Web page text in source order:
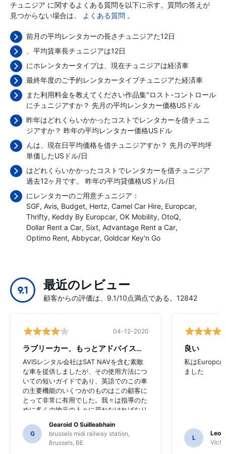
チュニジア に関するよくある質問を以下に示す。質問の答えが
見つからない場合は、
よくある質問 。
前月の平均レンタカーの長さチュニジアた12日
、平均賃車長チュニジアは12日
にホレンタカータイプは、現在チュニジアは経済車
最終年度のご予約レンタカータイプチュニジアた経済車
また利用料金を教えてください作品集"ロスト-コントロール
にチュニジアすか？ 先月の平均レンタカー価格USドル
昨年はどれくらいかかったコストでレンタカーを借チュニ
ジアすか？ 昨年の平均レンタカー価格USドル
んは、現在日平均価格を借チュニジアすか？ 先月の平均坪
単価したUSドル/日
はどれくらいかかったコストでレンタカーを借チュニジア
過去12ヶ月です。 昨年の平均貸価格USドル/日
にレンタカーのご用意チュニジア：
SGF Avis Budget Hertz Camel Car Hire Europcar
Thrifty Keddy By Europcar OK Mobility OtoQ
Dollar Rent a Car Sixt Advantage Rent a Car
Optimo Rent Abbycar Goldcar Key'n Go
9.1 最近のレビュー
顧客からの評価は、9.1/10点満点である。12842
04-12-2020
ラブリーカー、もっとアドバイスが必要
AVISレンタル会社はSAT NAVを含む素敵
な車を提供しましたが、その使用方法につ
いての短いガイドであり、英語でのこの車
の主要機能のいくつかのものはこの顧客に
とって非常に有用でした。我々は指導のた
めに多くの地元の人々に尋ねなければなり
の機能を理解していないかも知れないかも
しれません。
G
Gearoid O Suilleabhain
brussels midi railway station,
Brussels, BE
良い
私は
ました
L